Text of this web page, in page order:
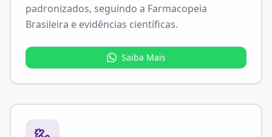
padronizados, seguindo a Farmacopeia
Brasileira e evidências científicas.
Saiba Mais